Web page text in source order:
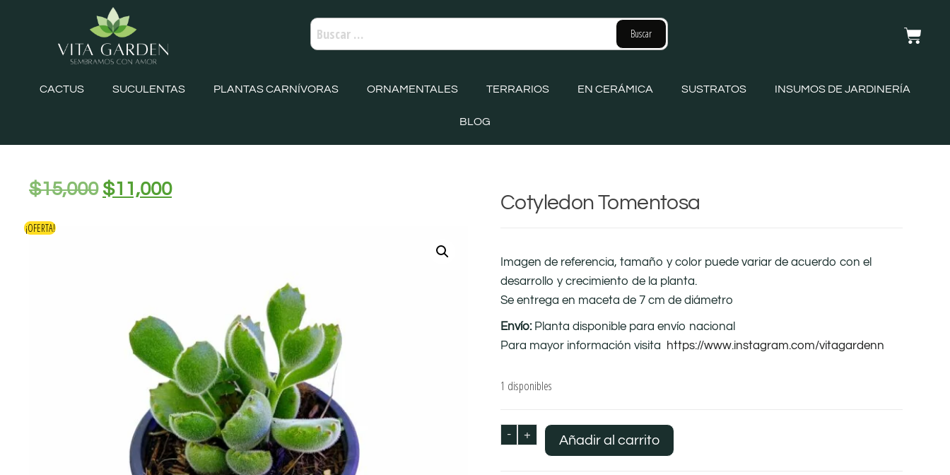
CACTUS SUCULENTAS PLANTAS CARNÍVORAS ORNAMENTALES TERRARIOS EN CERÁMICA SUSTRATOS INSUMOS DE JARDINERÍA
BLOG
$15,000 $11,000
¡OFERTA!
Cotyledon Tomentosa
Imagen de referencia, tamaño y color puede variar de acuerdo con el
desarrollo y crecimiento de la planta.
Se entrega en maceta de 7 cm de diámetro
Envío: Planta disponible para envío nacional
Para mayor información visita
https://www.instagram.com/vitagardenn
1 disponibles
- + Añadir al carrito